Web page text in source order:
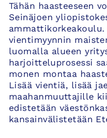
Tähän haasteeseen
Seinäjoen
vientimyynnin
luomalla alueen
harjoitteluprosessi
monen montaa
Lisää vientiä, lisää
maahanmuuttajille
edistetään
kansainvälistetään